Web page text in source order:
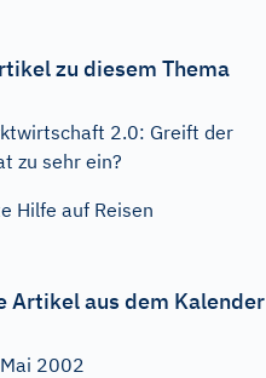
zu diesem Thema
2.0: Greift der
zu sehr ein?
Hilfe auf Reisen
Artikel aus dem Kalender
2002